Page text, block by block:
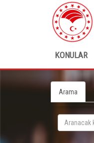
KONULAR
Arama